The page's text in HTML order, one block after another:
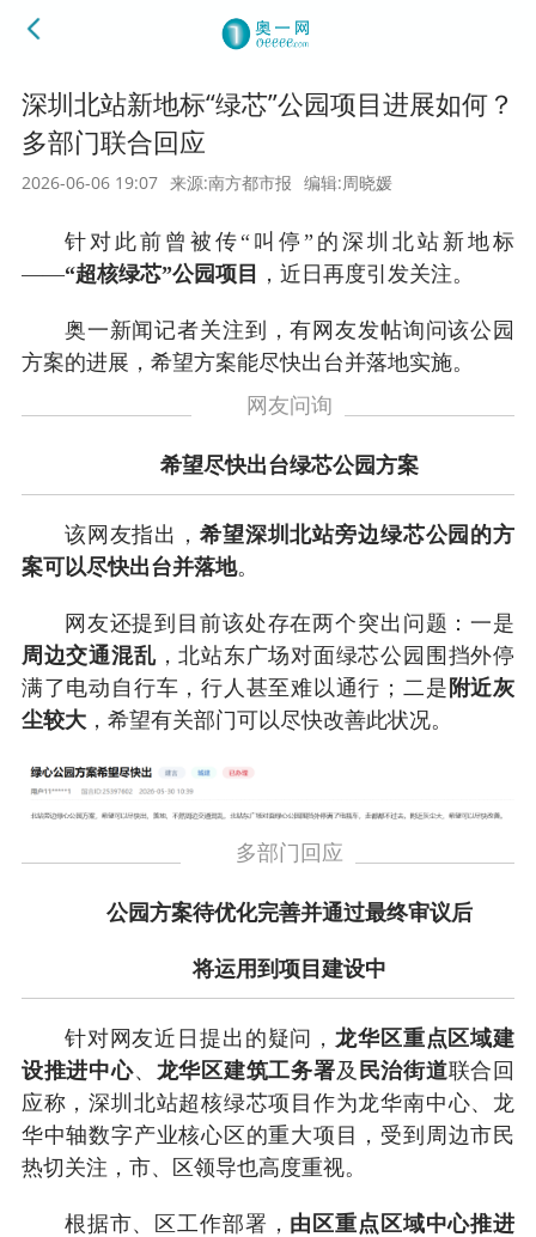
深圳北站新地标“绿芯”公园项目进展如何？
多部门联合回应
2026-06-06 19:07 来源:南方都市报 编辑:周晓媛
针对此前曾被传“叫停”的深圳北站新地标
——“超核绿芯”公园项目 ，近日再度引发关注。
奥一新闻记者关注到，有网友发帖询问该公园
方案的进展，希望方案能尽快出台并落地实施。
网友问询
希望尽快出台绿芯公园方案
该网友指出，希望深圳北站旁边绿芯公园的方
案可以尽快出台并落地。
网友还提到目前该处存在两个突出问题：一是
周边交通混乱，北站东广场对面绿芯公园围挡外停
满了电动自行车，行人甚至难以通行；二是 附近灰
尘较大，希望有关部门可以尽快改善此状况。
多部门回应
公园方案待优化完善并通过最终审议后
将运用到项目建设中
针对网友近日提出的疑问，龙华区重点区域建
设推进中心、 龙华区建筑工务署及 民治街道联合回
应称，深圳北站超核绿芯项目作为龙华南中心、龙
华中轴数字产业核心区的重大项目，受到周边市民
热切关注，市、区领导也高度重视。
根据市、区工作部署， 由区重点区域中心推进